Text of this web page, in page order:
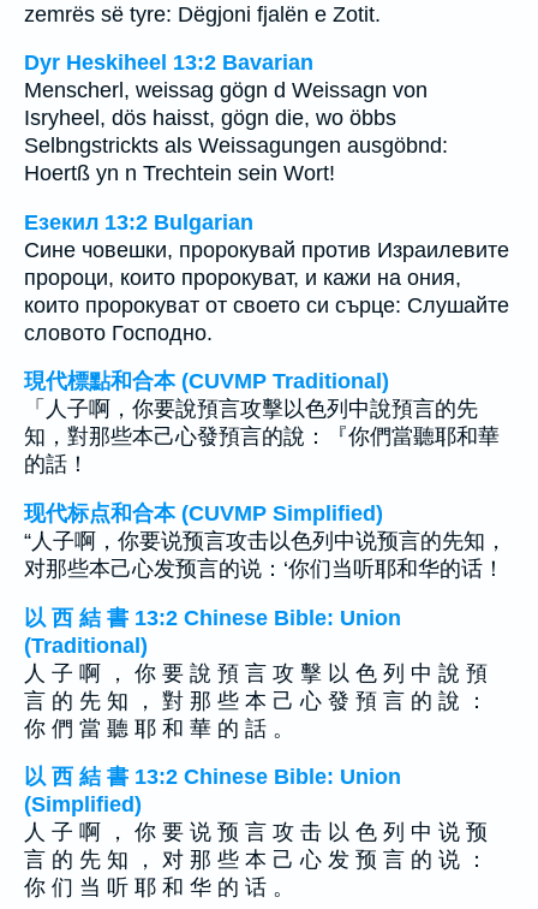
zemrës së tyre: Dëgjoni fjalën e Zotit.
Dyr Heskiheel 13:2 Bavarian
Menscherl, weissag gögn d Weissagn von
Isryheel, dös haisst, gögn die, wo öbbs
Selbngstrickts als Weissagungen ausgöbnd:
Hoertß yn n Trechtein sein Wort!
Езекил 13:2 Bulgarian
Сине човешки, пророкувай против Израилевите
пророци, които пророкуват, и кажи на ония,
които пророкуват от своето си сърце: Слушайте
словото Господно.
現代標點和合本 (CUVMP Traditional)
「人子啊，你要說預言攻擊以色列中說預言的先
知，對那些本己心發預言的說：『你們當聽耶和華
的話！
现代标点和合本 (CUVMP Simplified)
“人子啊，你要说预言攻击以色列中说预言的先知，
对那些本己心发预言的说：‘你们当听耶和华的话！
以 西 結 書 13:2 Chinese Bible: Union
(Traditional)
人 子 啊 ， 你 要 說 預 言 攻 擊 以 色 列 中 說 預
言 的 先 知 ， 對 那 些 本 己 心 發 預 言 的 說 ：
你 們 當 聽 耶 和 華 的 話 。
以 西 結 書 13:2 Chinese Bible: Union
(Simplified)
人 子 啊 ， 你 要 说 预 言 攻 击 以 色 列 中 说 预
言 的 先 知 ， 对 那 些 本 己 心 发 预 言 的 说 ：
你 们 当 听 耶 和 华 的 话 。